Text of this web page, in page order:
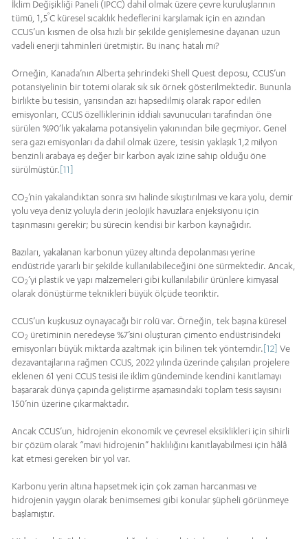
İklim Değişikliği Paneli (IPCC) dahil olmak üzere çevre kuruluşlarının
tümü, 1,5°C küresel sıcaklık hedeflerini karşılamak için en azından
CCUS’un kısmen de olsa hızlı bir şekilde genişlemesine dayanan uzun
vadeli enerji tahminleri üretmiştir. Bu inanç hatalı mı?
Örneğin, Kanada’nın Alberta şehrindeki Shell Quest deposu, CCUS’un
potansiyelinin bir totemi olarak sık sık örnek gösterilmektedir. Bununla
birlikte bu tesisin, yarısından azı hapsedilmiş olarak rapor edilen
emisyonları, CCUS özelliklerinin iddialı savunucuları tarafından öne
sürülen %90’lık yakalama potansiyelin yakınından bile geçmiyor. Genel
sera gazı emisyonları da dahil olmak üzere, tesisin yaklaşık 1,2 milyon
benzinli arabaya eş değer bir karbon ayak izine sahip olduğu öne
sürülmüştür.[11]
CO2’nin yakalandıktan sonra sıvı halinde sıkıştırılması ve kara yolu, demir
yolu veya deniz yoluyla derin jeolojik havuzlara enjeksiyonu için
taşınmasını gerekir; bu sürecin kendisi bir karbon kaynağıdır.
Bazıları, yakalanan karbonun yüzey altında depolanması yerine
endüstride yararlı bir şekilde kullanılabileceğini öne sürmektedir. Ancak,
CO2’yi plastik ve yapı malzemeleri gibi kullanılabilir ürünlere kimyasal
olarak dönüştürme teknikleri büyük ölçüde teoriktir.
CCUS’un kuşkusuz oynayacağı bir rolü var. Örneğin, tek başına küresel
CO2 üretiminin neredeyse %7’sini oluşturan çimento endüstrisindeki
emisyonları büyük miktarda azaltmak için bilinen tek yöntemdir.[12] Ve
dezavantajlarına rağmen CCUS, 2022 yılında üzerinde çalışılan projelere
eklenen 61 yeni CCUS tesisi ile iklim gündeminde kendini kanıtlamayı
başararak dünya çapında geliştirme aşamasındaki toplam tesis sayısını
150’nin üzerine çıkarmaktadır.
Ancak CCUS’un, hidrojenin ekonomik ve çevresel eksiklikleri için sihirli
bir çözüm olarak “mavi hidrojenin” haklılığını kanıtlayabilmesi için hâlâ
kat etmesi gereken bir yol var.
Karbonu yerin altına hapsetmek için çok zaman harcanması ve
hidrojenin yaygın olarak benimsemesi gibi konular şüpheli görünmeye
başlamıştır.